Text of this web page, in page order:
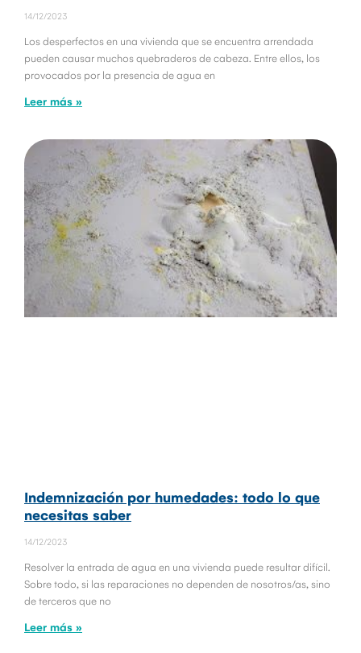
14/12/2023
Los desperfectos en una vivienda que se encuentra arrendada
pueden causar muchos quebraderos de cabeza. Entre ellos, los
provocados por la presencia de agua en
Leer más »
Indemnización por humedades: todo lo que
necesitas saber
14/12/2023
Resolver la entrada de agua en una vivienda puede resultar difícil.
Sobre todo, si las reparaciones no dependen de nosotros/as, sino
de terceros que no
Leer más »